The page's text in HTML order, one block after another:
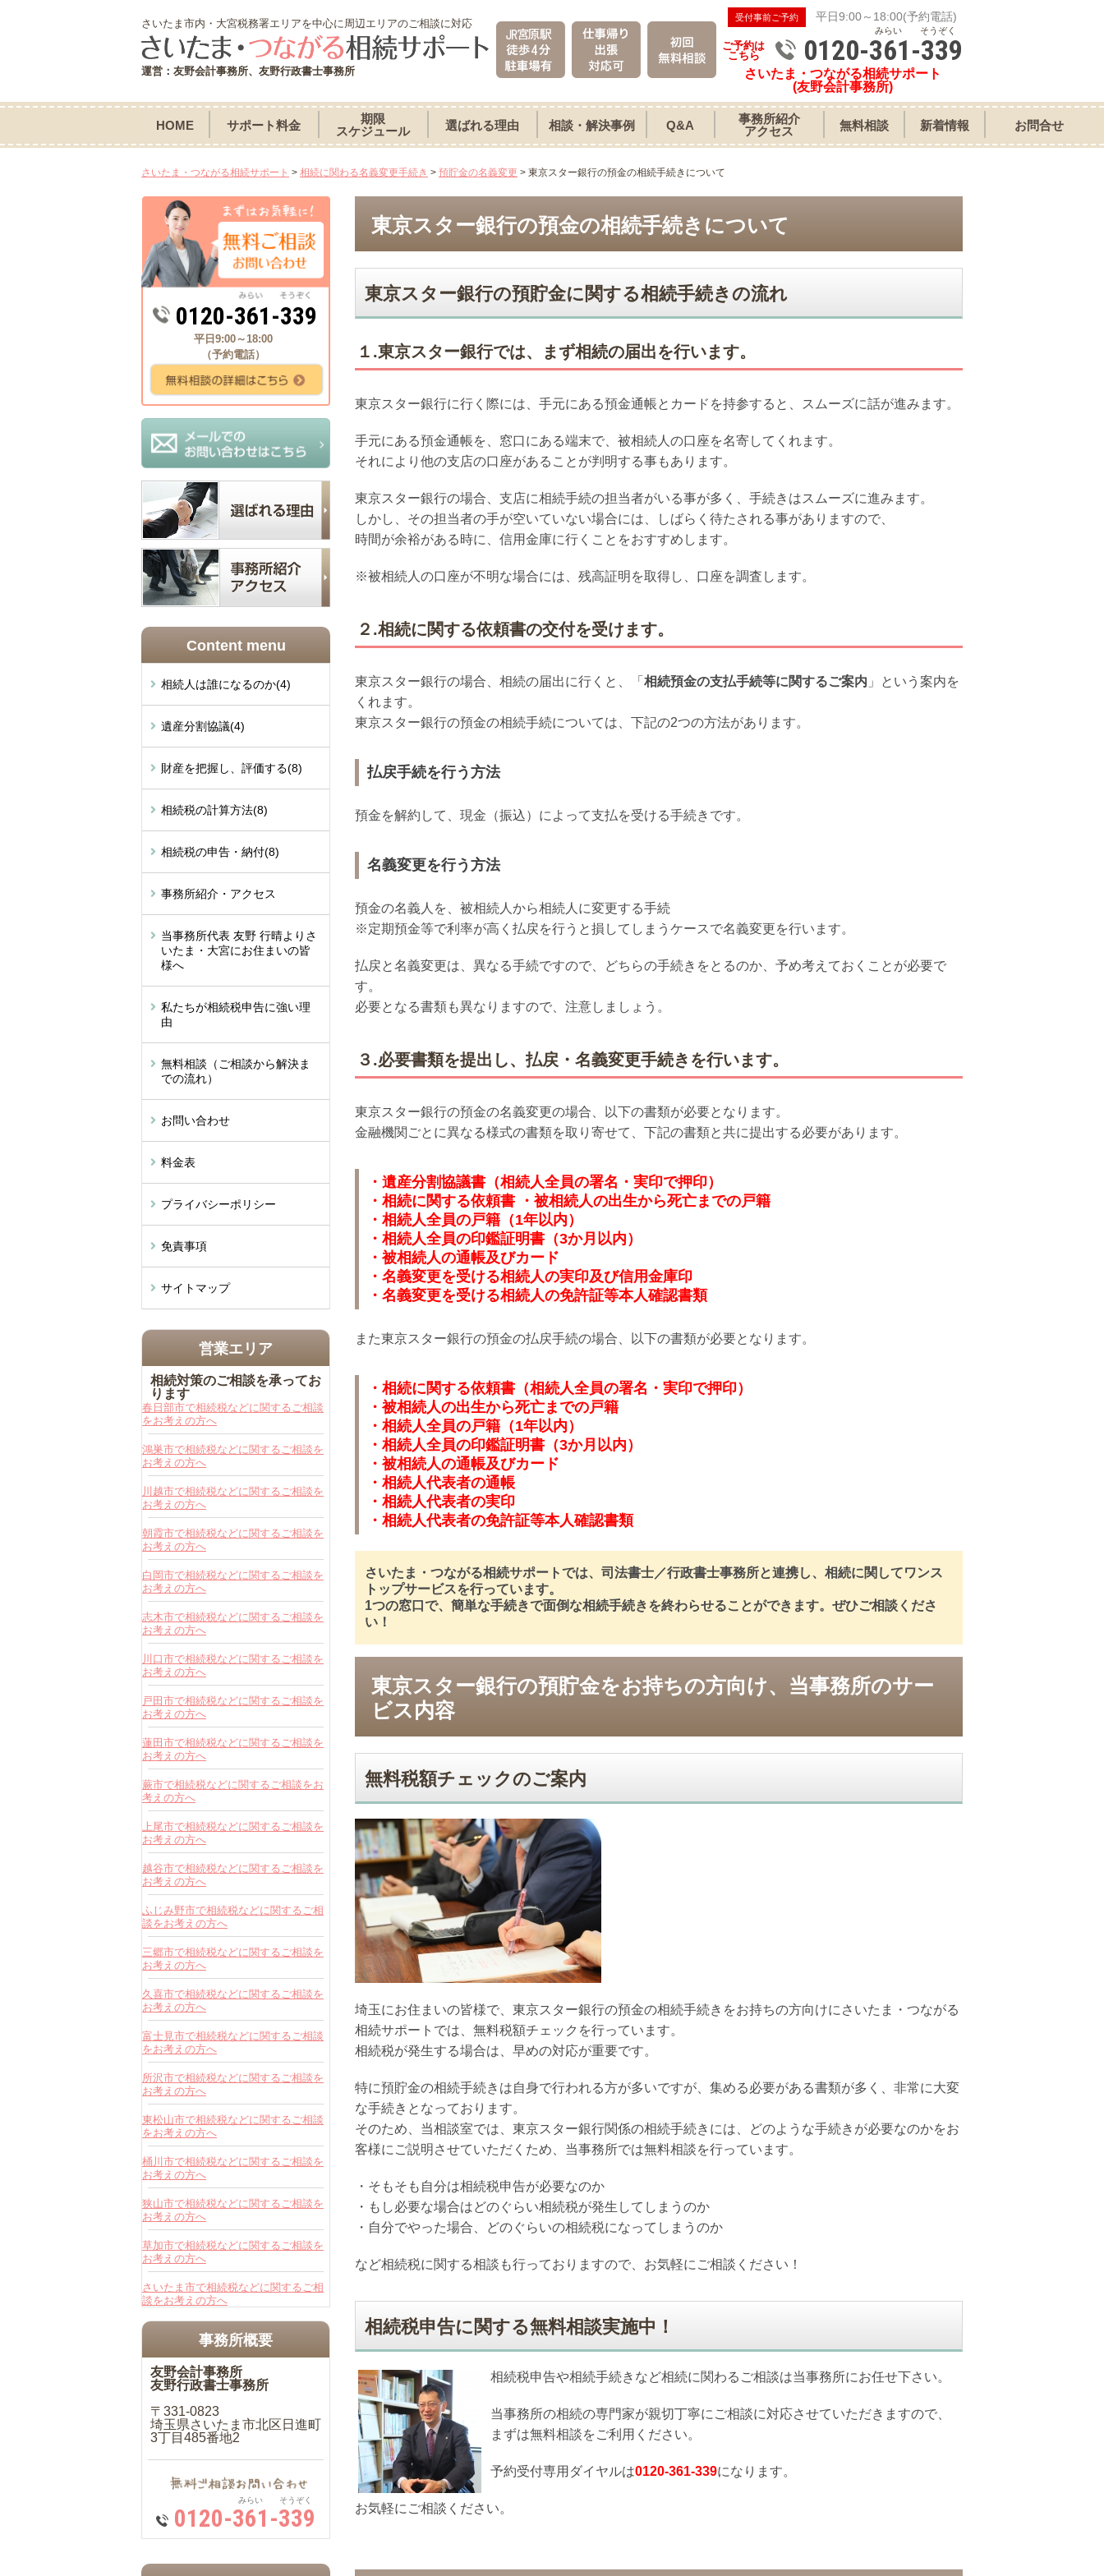
さいたま市内・大宮税務署エリアを中心に周辺エリアのご相談に対応
運営：友野会計事務所、友野行政書士事務所
受付事前ご予約 平日9:00～18:00(予約電話)
ご予約は
こちら
みらい そうぞく
0120-361-339
さいたま・つながる相続サポート
(友野会計事務所)
HOME サポート料金
期限
スケジュール
選ばれる理由 相談・解決事例 Q&A
事務所紹介
アクセス
無料相談 新着情報 お問合せ
さいたま・つながる相続サポート > 相続に関わる名義変更手続き > 預貯金の名義変更 > 東京スター銀行の預金の相続手続きについて
東京スター銀行の預金の相続手続きについて
東京スター銀行の預貯金に関する相続手続きの流れ
１.東京スター銀行では、まず相続の届出を行います。
東京スター銀行に行く際には、手元にある預金通帳とカードを持参すると、スムーズに話が進みます。
手元にある預金通帳を、窓口にある端末で、被相続人の口座を名寄してくれます。
それにより他の支店の口座があることが判明する事もあります。
東京スター銀行の場合、支店に相続手続の担当者がいる事が多く、手続きはスムーズに進みます。
しかし、その担当者の手が空いていない場合には、しばらく待たされる事がありますので、
時間が余裕がある時に、信用金庫に行くことをおすすめします。
※被相続人の口座が不明な場合には、残高証明を取得し、口座を調査します。
２.相続に関する依頼書の交付を受けます。
東京スター銀行の場合、相続の届出に行くと、「 相続預金の支払手続等に関するご案内 」という案内を
くれます。
東京スター銀行の預金の相続手続については、下記の2つの方法があります。
払戻手続を行う方法
預金を解約して、現金（振込）によって支払を受ける手続きです。
名義変更を行う方法
預金の名義人を、被相続人から相続人に変更する手続
※定期預金等で利率が高く払戻を行うと損してしまうケースで名義変更を行います。
払戻と名義変更は、異なる手続ですので、どちらの手続きをとるのか、予め考えておくことが必要で
す。
必要となる書類も異なりますので、注意しましょう。
３.必要書類を提出し、払戻・名義変更手続きを行います。
東京スター銀行の預金の名義変更の場合、以下の書類が必要となります。
金融機関ごとに異なる様式の書類を取り寄せて、下記の書類と共に提出する必要があります。
・遺産分割協議書（相続人全員の署名・実印で押印）
・相続に関する依頼書 ・被相続人の出生から死亡までの戸籍
・相続人全員の戸籍（1年以内）
・相続人全員の印鑑証明書（3か月以内）
・被相続人の通帳及びカード
・名義変更を受ける相続人の実印及び信用金庫印
・名義変更を受ける相続人の免許証等本人確認書類
また東京スター銀行の預金の払戻手続の場合、以下の書類が必要となります。
・相続に関する依頼書（相続人全員の署名・実印で押印）
・被相続人の出生から死亡までの戸籍
・相続人全員の戸籍（1年以内）
・相続人全員の印鑑証明書（3か月以内）
・被相続人の通帳及びカード
・相続人代表者の通帳
・相続人代表者の実印
・相続人代表者の免許証等本人確認書類
さいたま・つながる相続サポートでは、司法書士／行政書士事務所と連携し、相続に関してワンス
トップサービスを行っています。
1つの窓口で、簡単な手続きで面倒な相続手続きを終わらせることができます。ぜひご相談くださ
い！
東京スター銀行の預貯金をお持ちの方向け、当事務所のサー
ビス内容
無料税額チェックのご案内
埼玉にお住まいの皆様で、東京スター銀行の預金の相続手続きをお持ちの方向けにさいたま・つながる
相続サポートでは、無料税額チェックを行っています。
相続税が発生する場合は、早めの対応が重要です。
特に預貯金の相続手続きは自身で行われる方が多いですが、集める必要がある書類が多く、非常に大変
な手続きとなっております。
そのため、当相談室では、東京スター銀行関係の相続手続きには、どのような手続きが必要なのかをお
客様にご説明させていただくため、当事務所では無料相談を行っています。
・そもそも自分は相続税申告が必要なのか
・もし必要な場合はどのぐらい相続税が発生してしまうのか
・自分でやった場合、どのぐらいの相続税になってしまうのか
など相続税に関する相談も行っておりますので、お気軽にご相談ください！
相続税申告に関する無料相談実施中！
相続税申告や相続手続きなど相続に関わるご相談は当事務所にお任せ下さい。
当事務所の相続の専門家が親切丁寧にご相談に対応させていただきますので、
まずは無料相談をご利用ください。
予約受付専用ダイヤルは0120-361-339になります。
お気軽にご相談ください。
0120-361-339
平日9:00～18:00
（予約電話）
Content menu
相続人は誰になるのか(4)
遺産分割協議(4)
財産を把握し、評価する(8)
相続税の計算方法(8)
相続税の申告・納付(8)
事務所紹介・アクセス
当事務所代表 友野 行晴よりさ
いたま・大宮にお住まいの皆
様へ
私たちが相続税申告に強い理
由
無料相談（ご相談から解決ま
での流れ）
お問い合わせ
料金表
プライバシーポリシー
免責事項
サイトマップ
営業エリア
相続対策のご相談を承ってお
ります
春日部市で相続税などに関するご相談
をお考えの方へ
鴻巣市で相続税などに関するご相談を
お考えの方へ
川越市で相続税などに関するご相談を
お考えの方へ
朝霞市で相続税などに関するご相談を
お考えの方へ
白岡市で相続税などに関するご相談を
お考えの方へ
志木市で相続税などに関するご相談を
お考えの方へ
川口市で相続税などに関するご相談を
お考えの方へ
戸田市で相続税などに関するご相談を
お考えの方へ
蓮田市で相続税などに関するご相談を
お考えの方へ
蕨市で相続税などに関するご相談をお
考えの方へ
上尾市で相続税などに関するご相談を
お考えの方へ
越谷市で相続税などに関するご相談を
お考えの方へ
ふじみ野市で相続税などに関するご相
談をお考えの方へ
三郷市で相続税などに関するご相談を
お考えの方へ
久喜市で相続税などに関するご相談を
お考えの方へ
富士見市で相続税などに関するご相談
をお考えの方へ
所沢市で相続税などに関するご相談を
お考えの方へ
東松山市で相続税などに関するご相談
をお考えの方へ
桶川市で相続税などに関するご相談を
お考えの方へ
狭山市で相続税などに関するご相談を
お考えの方へ
草加市で相続税などに関するご相談を
お考えの方へ
さいたま市で相続税などに関するご相
談をお考えの方へ
事務所概要
友野会計事務所
友野行政書士事務所
〒331-0823
埼玉県さいたま市北区日進町
3丁目485番地2
みらい そうぞく
0120-361-339